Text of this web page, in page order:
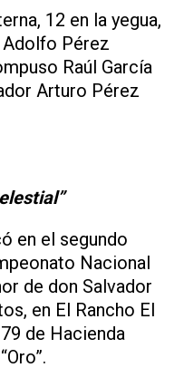
12 en la yegua,
Adolfo Pérez
Raúl García
Arturo Pérez
en el segundo
Nacional
de don Salvador
en El Rancho El
de Hacienda